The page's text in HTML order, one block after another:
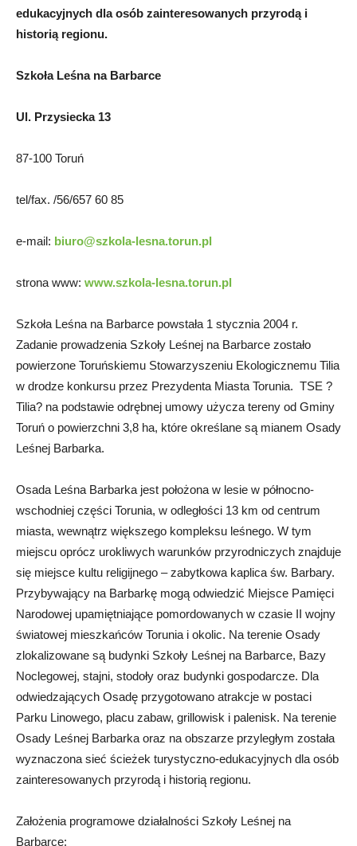
edukacyjnych dla osób zainteresowanych przyrodą i
historią regionu.
Szkoła Leśna na Barbarce
Ul. Przysiecka 13
87-100 Toruń
tel/fax. /56/657 60 85
e-mail: biuro@szkola-lesna.torun.pl
strona www: www.szkola-lesna.torun.pl
Szkoła Leśna na Barbarce powstała 1 stycznia 2004 r.
Zadanie prowadzenia Szkoły Leśnej na Barbarce zostało
powierzone Toruńskiemu Stowarzyszeniu Ekologicznemu Tilia
w drodze konkursu przez Prezydenta Miasta Torunia. TSE ?
Tilia? na podstawie odrębnej umowy użycza tereny od Gminy
Toruń o powierzchni 3,8 ha, które określane są mianem Osady
Leśnej Barbarka.
Osada Leśna Barbarka jest położona w lesie w północno-
wschodniej części Torunia, w odległości 13 km od centrum
miasta, wewnątrz większego kompleksu leśnego. W tym
miejscu oprócz urokliwych warunków przyrodniczych znajduje
się miejsce kultu religijnego – zabytkowa kaplica św. Barbary.
Przybywający na Barbarkę mogą odwiedzić Miejsce Pamięci
Narodowej upamiętniające pomordowanych w czasie II wojny
światowej mieszkańców Torunia i okolic. Na terenie Osady
zlokalizowane są budynki Szkoły Leśnej na Barbarce, Bazy
Noclegowej, stajni, stodoły oraz budynki gospodarcze. Dla
odwiedzających Osadę przygotowano atrakcje w postaci
Parku Linowego, placu zabaw, grillowisk i palenisk. Na terenie
Osady Leśnej Barbarka oraz na obszarze przyległym została
wyznaczona sieć ścieżek turystyczno-edukacyjnych dla osób
zainteresowanych przyrodą i historią regionu.
Założenia programowe działalności Szkoły Leśnej na
Barbarce: